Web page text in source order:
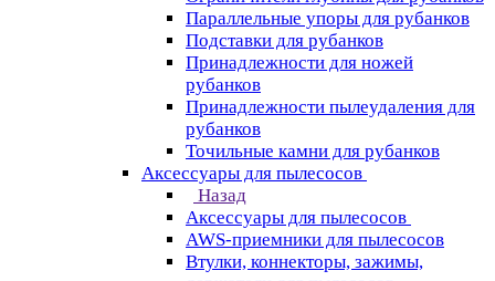
Параллельные упоры для рубанков
Подставки для рубанков
Принадлежности для ножей
рубанков
Принадлежности пылеудаления для
рубанков
Точильные камни для рубанков
Аксессуары для пылесосов
Назад
Аксессуары для пылесосов
AWS-приемники для пылесосов
Втулки, коннекторы, зажимы,